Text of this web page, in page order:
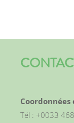
Tél : +0033